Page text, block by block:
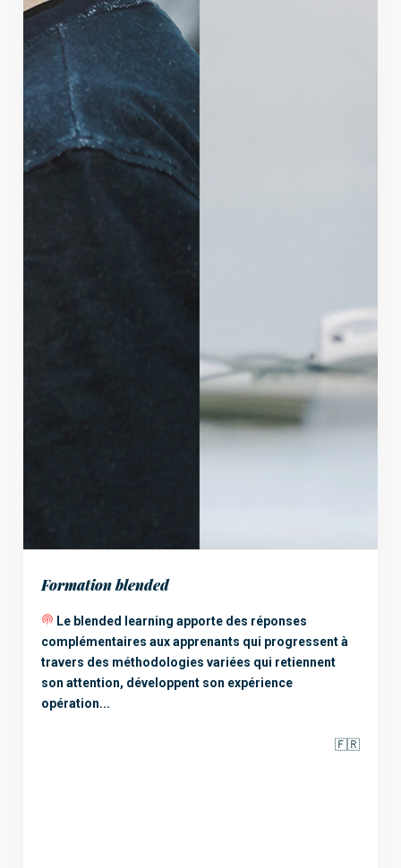
Formation blended
Le blended learning apporte des réponses
complémentaires aux apprenants qui progressent à
travers des méthodologies variées qui retiennent
son attention, développent son expérience
opération...
🇫🇷